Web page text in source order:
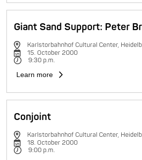
Giant Sand Support: Peter
Karlstorbahnhof Cultural Center,
15. October 2000
9:30 p.m.
Learn more
Conjoint
Karlstorbahnhof Cultural Center,
18. October 2000
9:00 p.m.